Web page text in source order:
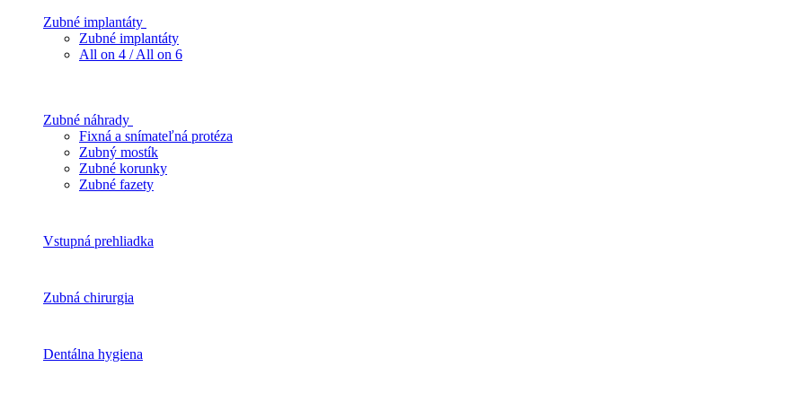
Zubné implantáty
Zubné implantáty
All on 4 / All on 6
Zubné náhrady
Fixná a snímateľná protéza
Zubný mostík
Zubné korunky
Zubné fazety
Vstupná prehliadka
Zubná chirurgia
Dentálna hygiena